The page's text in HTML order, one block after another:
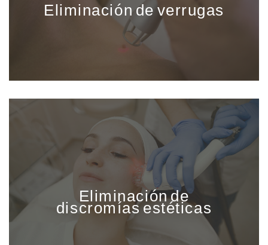
Eliminación de verrugas
Eliminación de
discromías estéticas